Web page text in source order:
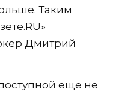
Таким
Дмитрий
еще не